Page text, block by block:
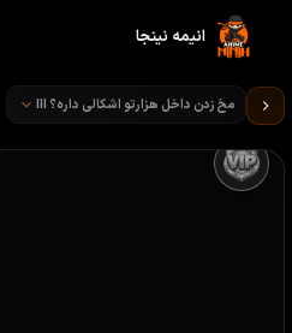
انیمه نینجا
تماشای انیمه Is It Wrong to Try to Pick Up Girls in a Dungeon قسمت 7مخ زدن داخل هزارتو اشکالی داره؟ III